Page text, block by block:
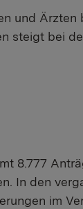
und
steigt bei
8.777
In den
im